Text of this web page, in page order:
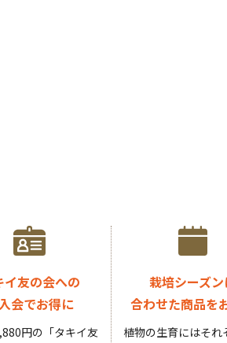
イ友の会への
会でお得に
円の「タキイ友
栽培シーズ
合わせた商品を
植物の生育にはそれ